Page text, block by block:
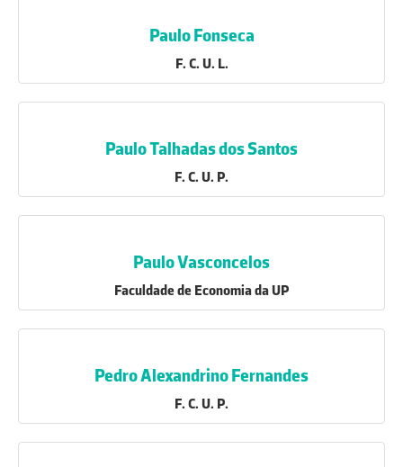
Paulo Fonseca
F. C. U. L.
Paulo Talhadas dos Santos
F. C. U. P.
Paulo Vasconcelos
Faculdade de Economia da UP
Pedro Alexandrino Fernandes
F. C. U. P.